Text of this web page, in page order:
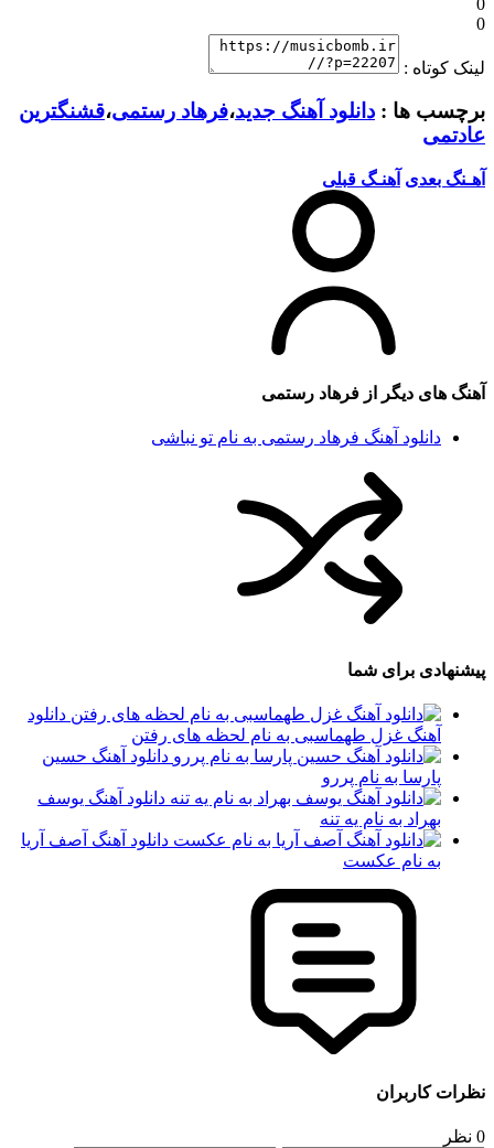
0
0
لینک کوتاه :
برچسب ها : دانلود آهنگ جدید،فرهاد رستمی،قشنگترین
عادتمی
آهـنگ بعدی آهنـگ قبلی
آهنگ های دیگر از فرهاد رستمی
دانلود آهنگ فرهاد رستمی به نام تو نباشی
پیشنهادی برای شما
دانلود
آهنگ غزل طهماسبی به نام لحظه های رفتن
دانلود آهنگ حسین
پارسا به نام پررو
دانلود آهنگ یوسف
بهراد به نام یه تنه
دانلود آهنگ آصف آریا
به نام عکست
نظرات کاربران
0 نظر